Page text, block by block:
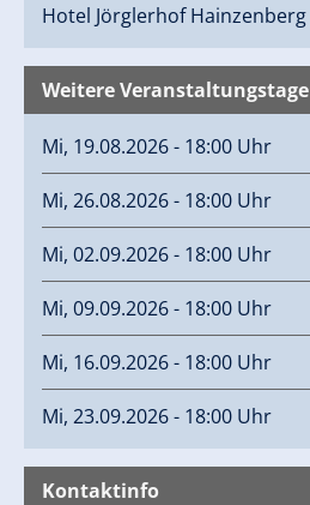
Hotel JörglerhofHainzenberg
Weitere Veranstaltungstage
Mi, 19.08.2026 - 18:00 Uhr
Mi, 26.08.2026 - 18:00 Uhr
Mi, 02.09.2026 - 18:00 Uhr
Mi, 09.09.2026 - 18:00 Uhr
Mi, 16.09.2026 - 18:00 Uhr
Mi, 23.09.2026 - 18:00 Uhr
Kontaktinfo